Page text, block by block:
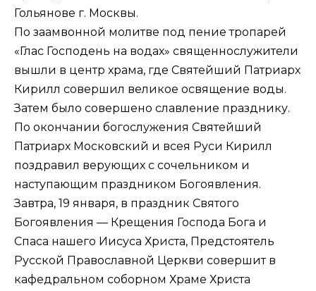
Гольянове г. Москвы.
По заамвонной молитве под пение тропарей
«Глас Господень на водах» священнослужители
вышли в центр храма, где Святейший Патриарх
Кирилл совершил великое освящение воды.
Затем было совершено славление празднику.
По окончании богослужения Святейший
Патриарх Московский и всея Руси Кирилл
поздравил верующих с сочельником и
наступающим праздником Богоявления.
Завтра, 19 января, в праздник Святого
Богоявления — Крещения Господа Бога и
Спаса нашего Иисуса Христа, Предстоятель
Русской Православной Церкви совершит в
кафедральном соборном Храме Христа